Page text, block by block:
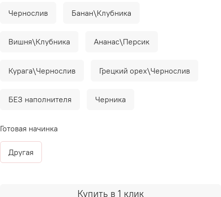
Купить в 1 клик
Чернослив Банан\Клубника
Вишня\Клубника Ананас\Персик
Курага\Чернослив Грецкий орех\Чернослив
БЕЗ наполнителя Черника
Готовая начинка
Другая